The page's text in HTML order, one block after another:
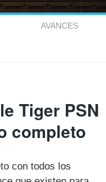
AVANCES
Tiger PSN
completo
con todos los